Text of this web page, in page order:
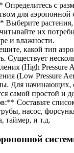
с
для аэропонной
их
и влажности.
какой тип
Существует
(High Pressure
(Low Pressure
Для начинающих,
самой простой и
Составьте
насос,
таймер, и т.д.